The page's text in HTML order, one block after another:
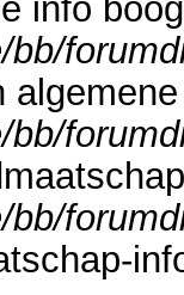
info